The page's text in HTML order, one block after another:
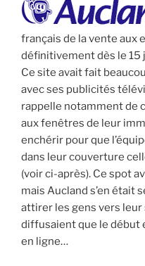
français de la vente aux
définitivement dès le 15
Ce site avait fait
avec ses publicités
rappelle notamment de
aux fenêtres de leur
enchérir pour que
dans leur couverture
(voir ci-après). Ce spot
mais Aucland s’en était
attirer les gens vers leur
diffusaient que le début
en ligne…